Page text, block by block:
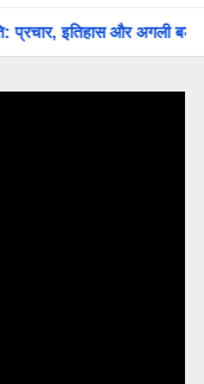
बड़ी चीज की तलाश!